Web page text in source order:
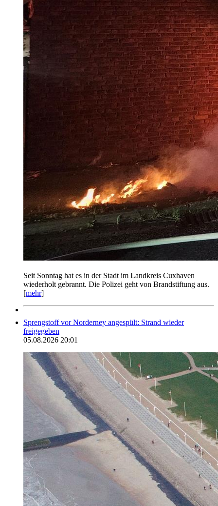
Seit Sonntag hat es in der Stadt im Landkreis Cuxhaven
wiederholt gebrannt. Die Polizei geht von Brandstiftung aus.
[mehr]
Sprengstoff vor Norderney angespült: Strand wieder
freigegeben
05.08.2026 20:01